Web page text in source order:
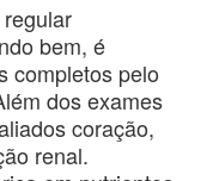
bem, é
completos pelo
dos exames
coração,
renal.